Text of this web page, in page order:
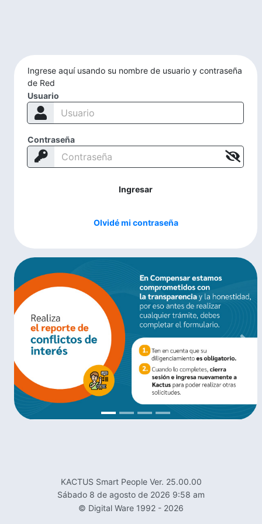
Ingrese aquí usando su nombre de usuario y contraseña
de Red
Usuario
Contraseña
Ingresar
Previous
KACTUS Smart People Ver. 25.00.00
sábado 8 de agosto de 2026 9:58 am
© Digital Ware 1992 - 2026